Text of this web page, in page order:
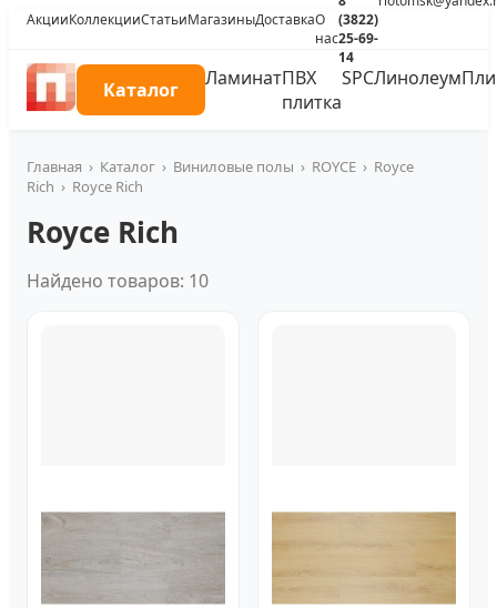
АкцииКоллекцииСтатьиМагазиныДоставкаО
нас
(3822)
25-69-
14
Каталог ЛаминатПВХ
плитка
SPCЛинолеум
Главная › Каталог › Виниловые полы › ROYCE › Royce
Rich › Royce Rich
Royce Rich
Найдено товаров: 10